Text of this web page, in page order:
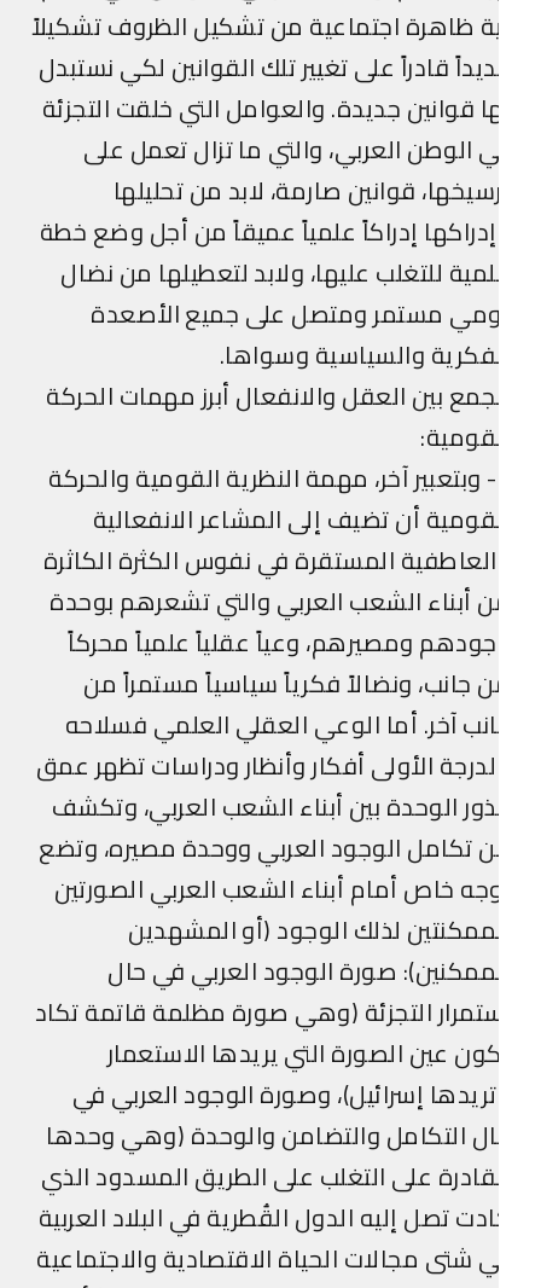
ظاهرة اجتماعية من تشكيل الظروف تشكيلاً
قادراً على تغيير تلك القوانين لكي نستبدل
قوانين جديدة. والعوامل التي خلقت التجزئة
الوطن العربي، والتي ما تزال تعمل على
قوانين صارمة، لابد من تحليلها
إدراكاً علمياً عميقاً من أجل وضع خطة
للتغلب عليها، ولابد لتعطيلها من نضال
مستمر ومتصل على جميع الأصعدة
والسياسية وسواها.
بين العقل والانفعال أبرز مهمات الحركة
6- وبتعبير آخر، مهمة النظرية القومية والحركة
أن تضيف إلى المشاعر الانفعالية
المستقرة في نفوس الكثرة الكاثرة
أبناء الشعب العربي والتي تشعرهم بوحدة
ومصيرهم، وعياً عقلياً علمياً محركاً
جانب، ونضالاً فكرياً سياسياً مستمراً من
آخر. أما الوعي العقلي العلمي فسلاحه
الأولى أفكار وأنظار ودراسات تظهر عمق
الوحدة بين أبناء الشعب العربي، وتكشف
تكامل الوجود العربي ووحدة مصيره، وتضع
خاص أمام أبناء الشعب العربي الصورتين
لذلك الوجود (أو المشهدين
صورة الوجود العربي في حال
التجزئة (وهي صورة مظلمة قاتمة تكاد
عين الصورة التي يريدها الاستعمار
إسرائيل)، وصورة الوجود العربي في
التكامل والتضامن والوحدة (وهي وحدها
على التغلب على الطريق المسدود الذي
تصل إليه الدول القُطرية في البلاد العربية
شتى مجالات الحياة الاقتصادية والاجتماعية